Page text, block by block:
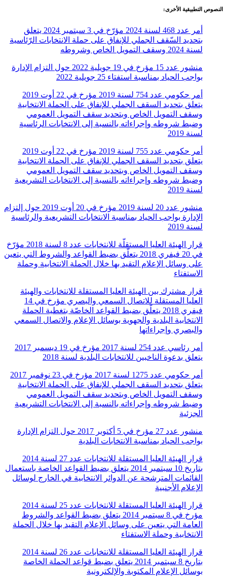
النصوص التطبيقية الأخرى:
أمر عدد 468 لسنة 2024 مؤرّخ في 3 سبتمبر 2024 يتعلق
بتحديد السّقف الجملي للإنفاق على حملة الانتخابات الرّئاسية
لسنة 2024 وسقف التمويل الخاص وشروطه
منشور عدد 15 مؤرخ في 19 جويلية 2022 حول التزام الإدارة
بواجب الحياد بمناسبة استفتاء 25 جويلية 2022
أمر حكومي عدد 754 لسنة 2019 مؤرخ في 22 أوت 2019
يتعلق بتحديد السقف الجملي للإنفاق على الحملة الانتخابية
وسقف التمويل الخاص وبتحديد سقف التمويل العمومي
وضبط شروطه وإجراءاته بالنسبة إلى الانتخابات الرئاسية
لسنة 2019
أمر حكومي عدد 755 لسنة 2019 مؤرخ في 22 أوت 2019
يتعلق بتحديد السقف الجملي للإنفاق على الحملة الانتخابية
وسقف التمويل الخاص وبتحديد سقف التمويل العمومي
وضبط شروطه وإجراءاته بالنسبة إلى الانتخابات التشريعية
لسنة 2019
منشور عدد 20 لسنة 2019 مؤرخ في 20 أوت 2019 حول إلتزام
الإدارة بواجب الحياد بمناسبة الانتخابات التشريعية والرئاسية
لسنة 2019
قرار الهيئة العليا المستقلّة للانتخابات عدد 8 لسنة 2018 مؤرّخ
في 20 فيفري 2018 يتعلّق بضبط القواعد والشروط التي يتعين
على وسائل الإعلام التقيد بها خلال الحملة الانتخابية وحملة
الاستفتاء
قرار مشترك بين الهيئة العليا المستقلة للانتخابات والهيئة
العليا المستقلة للاتصال السمعي والبصري مؤرخ في 14
فيفري 2018 يتعلّق بضبط القواعد الخاصّة بتغطية الحملة
الانتخابية البلدية والجهوية بوسائل الإعلام والاتصال السمعي
والبصري وإجراءاتها
أمر رئاسي عدد 254 لسنة 2017 مؤرخ في 19 ديسمبر 2017
يتعلق بدعوة الناخبين للانتخابات البلدية لسنة 2018
أمر حكومي عدد 1275 لسنة 2017 مؤرخ في 23 نوفمبر 2017
يتعلق بتحديد السقف الجملي للإنفاق على الحملة الانتخابية
وسقف التمويل الخاص وبتحديد سقف التمويل العمومي
وضبط شروطه وإجراءاته بالنسبة إلى الانتخابات التشريعية
الجزئية
منشور عدد 27 مؤرخ في 5 أكتوبر 2017 حول التزام الإدارة
بواجب الحياد بمناسبة الانتخابات البلدية
قرار الهيئة العليا المستقلة للانتخابات عدد 27 لسنة 2014
بتاريخ 10 سبتمبر 2014 يتعلق بضبط القواعد الخاصة باستعمال
القائمات المترشحة عن الدوائر الانتخابية في الخارج لوسائل
الإعلام الأجنبية
قرار الهيئة العليا المستقلة للانتخابات عدد 25 لسنة 2014
مؤرخ في 8 سبتمبر 2014 يتعلق بضبط القواعد والشروط
العامة التي يتعين على وسائل الإعلام التقيد بها خلال الحملة
الانتخابية وحملة الاستفتاء
قرار الهيئة العليا المستقلة للانتخابات عدد 26 لسنة 2014
بتاريخ 8 سبتمبر 2014 يتعلق بضبط قواعد الحملة الخاصة
بوسائل الإعلام المكتوبة والإلكترونية